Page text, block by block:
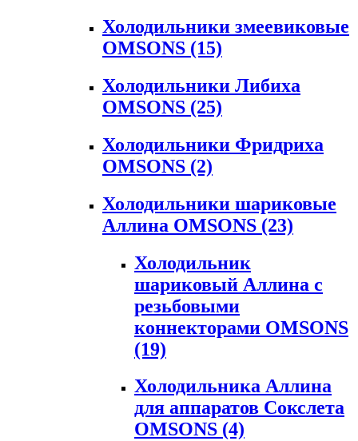
Холодильники змеевиковые
OMSONS (15)
Холодильники Либиха
OMSONS (25)
Холодильники Фридриха
OMSONS (2)
Холодильники шариковые
Аллина OMSONS (23)
Холодильник
шариковый Аллина с
резьбовыми
коннекторами OMSONS
(19)
Холодильника Аллина
для аппаратов Сокслета
OMSONS (4)